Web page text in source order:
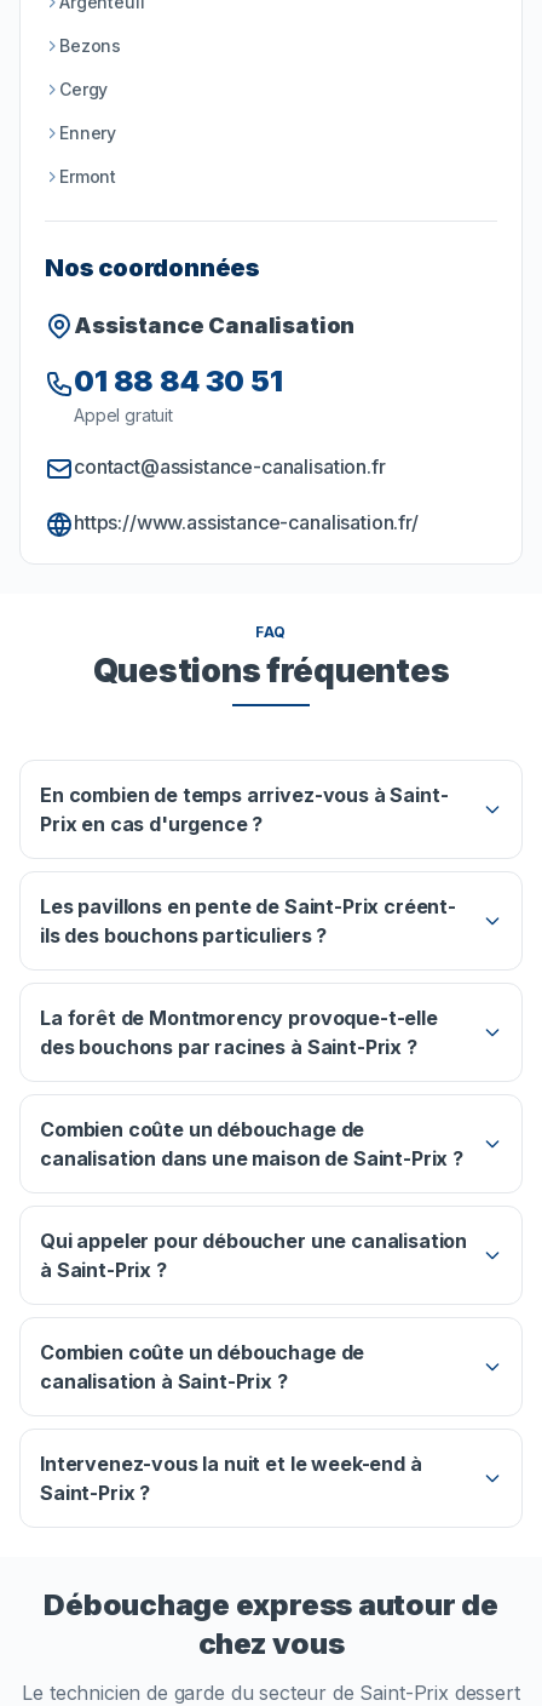
Bezons
Cergy
Ennery
Ermont
Nos coordonnées
Assistance Canalisation
01 88 84 30 51
Appel gratuit
contact@assistance-canalisation.fr
https://www.assistance-canalisation.fr/
FAQ
Questions fréquentes
En combien de temps arrivez-vous à Saint-
Prix en cas d'urgence ?
Les pavillons en pente de Saint-Prix créent-
ils des bouchons particuliers ?
La forêt de Montmorency provoque-t-elle
des bouchons par racines à Saint-Prix ?
Combien coûte un débouchage de
canalisation dans une maison de Saint-Prix ?
Qui appeler pour déboucher une canalisation
à Saint-Prix ?
Combien coûte un débouchage de
canalisation à Saint-Prix ?
Intervenez-vous la nuit et le week-end à
Saint-Prix ?
Débouchage express autour de
chez vous
Le technicien de garde du secteur de Saint-Prix dessert